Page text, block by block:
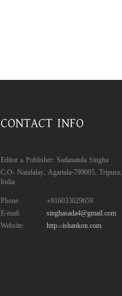
CONTACT INFO
Editor & Publisher: Sadananda Singha
C/O- Nandalay, Agartala-799005, Tripura,
India
Phone:
+916033029659
E-mail:
singhasada4@gmail.com
Website:
http://ishankon.com